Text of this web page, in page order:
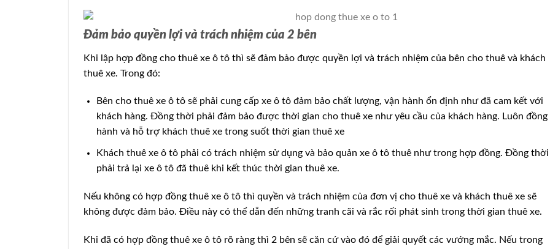
Đảm bảo quyền lợi và trách nhiệm của 2 bên
Khi lập hợp đồng cho thuê xe ô tô thì sẽ đảm bảo được quyền lợi và trách nhiệm của bên cho thuê và khách
thuê xe. Trong đó:
Bên cho thuê xe ô tô sẽ phải cung cấp xe ô tô đảm bảo chất lượng, vận hành ổn định như đã cam kết với
khách hàng. Đồng thời phải đảm bảo được thời gian cho thuê xe như yêu cầu của khách hàng. Luôn đồng
hành và hỗ trợ khách thuê xe trong suốt thời gian thuê xe
Khách thuê xe ô tô phải có trách nhiệm sử dụng và bảo quản xe ô tô thuê như trong hợp đồng. Đồng thời
phải trả lại xe ô tô đã thuê khi kết thúc thời gian thuê xe.
Nếu không có hợp đồng thuê xe ô tô thì quyền và trách nhiệm của đơn vị cho thuê xe và khách thuê xe sẽ
không được đảm bảo. Điều này có thể dẫn đến những tranh cãi và rắc rối phát sinh trong thời gian thuê xe.
Khi đã có hợp đồng thuê xe ô tô rõ ràng thì 2 bên sẽ căn cứ vào đó để giải quyết các vướng mắc. Nếu trong